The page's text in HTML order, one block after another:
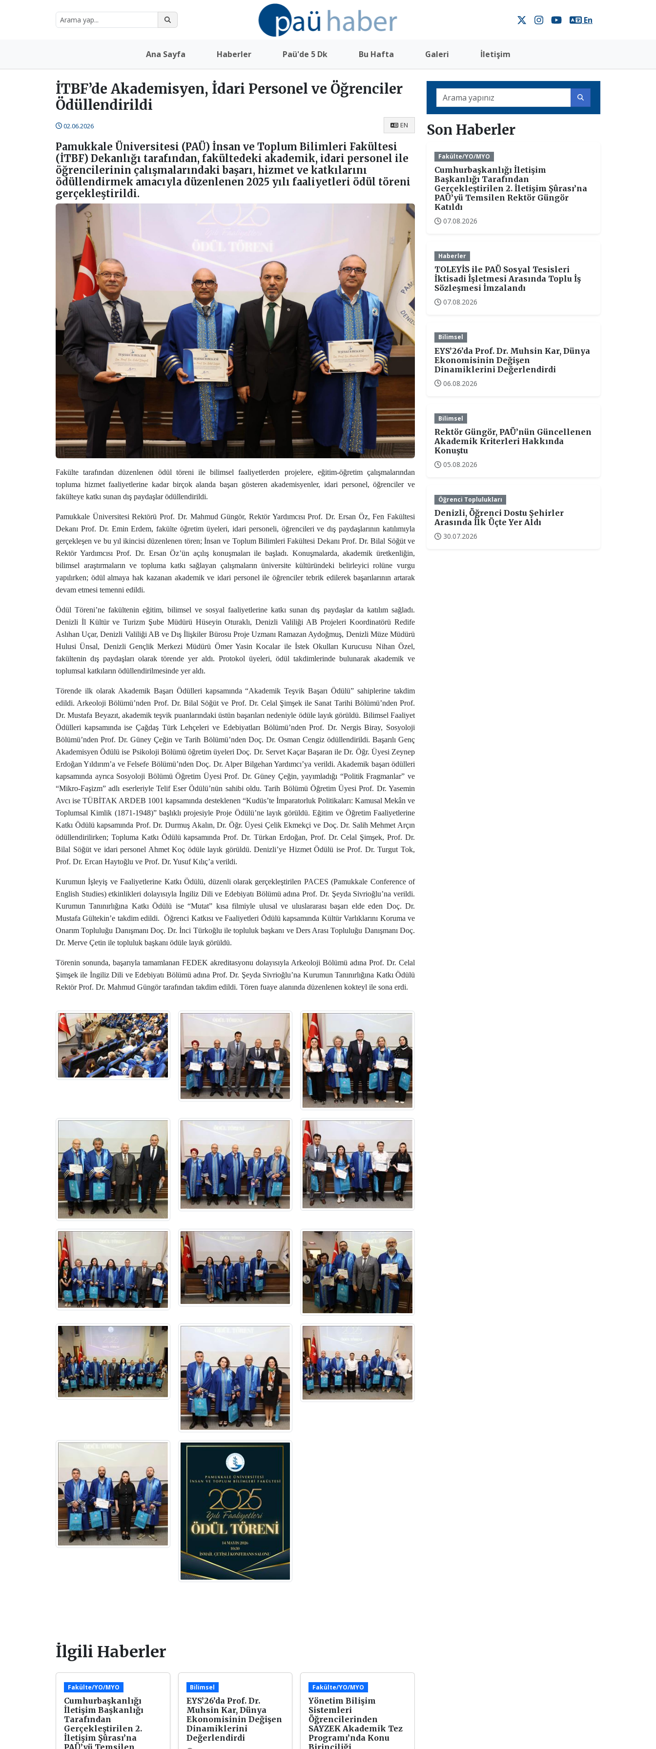
En
Ana Sayfa Haberler Paü'de 5 Dk Bu Hafta Galeri İletişim
İTBF’de Akademisyen, İdari Personel ve Öğrenciler
Ödüllendirildi
02.06.2026 EN
Pamukkale Üniversitesi (PAÜ) İnsan ve Toplum Bilimleri Fakültesi
(İTBF) Dekanlığı tarafından, fakültedeki akademik, idari personel ile
öğrencilerinin çalışmalarındaki başarı, hizmet ve katkılarını
ödüllendirmek amacıyla düzenlenen 2025 yılı faaliyetleri ödül töreni
gerçekleştirildi.
Fakülte tarafından düzenlenen ödül töreni ile bilimsel faaliyetlerden projelere, eğitim-öğretim çalışmalarından
topluma hizmet faaliyetlerine kadar birçok alanda başarı gösteren akademisyenler, idari personel, öğrenciler ve
fakülteye katkı sunan dış paydaşlar ödüllendirildi.
Pamukkale Üniversitesi Rektörü Prof. Dr. Mahmud Güngör, Rektör Yardımcısı Prof. Dr. Ersan Öz, Fen Fakültesi
Dekanı Prof. Dr. Emin Erdem, fakülte öğretim üyeleri, idari personeli, öğrencileri ve dış paydaşlarının katılımıyla
gerçekleşen ve bu yıl ikincisi düzenlenen tören; İnsan ve Toplum Bilimleri Fakültesi Dekanı Prof. Dr. Bilal Söğüt ve
Rektör Yardımcısı Prof. Dr. Ersan Öz’ün açılış konuşmaları ile başladı. Konuşmalarda, akademik üretkenliğin,
bilimsel araştırmaların ve topluma katkı sağlayan çalışmaların üniversite kültüründeki belirleyici rolüne vurgu
yapılırken; ödül almaya hak kazanan akademik ve idari personel ile öğrenciler tebrik edilerek başarılarının artarak
devam etmesi temenni edildi.
Ödül Töreni’ne fakültenin eğitim, bilimsel ve sosyal faaliyetlerine katkı sunan dış paydaşlar da katılım sağladı.
Denizli İl Kültür ve Turizm Şube Müdürü Hüseyin Oturaklı, Denizli Valiliği AB Projeleri Koordinatörü Redife
Aslıhan Uçar, Denizli Valiliği AB ve Dış İlişkiler Bürosu Proje Uzmanı Ramazan Aydoğmuş, Denizli Müze Müdürü
Hulusi Ünsal, Denizli Gençlik Merkezi Müdürü Ömer Yasin Kocalar ile İstek Okulları Kurucusu Nihan Özel,
fakültenin dış paydaşları olarak törende yer aldı. Protokol üyeleri, ödül takdimlerinde bulunarak akademik ve
toplumsal katkıların ödüllendirilmesinde yer aldı.
Törende ilk olarak Akademik Başarı Ödülleri kapsamında “Akademik Teşvik Başarı Ödülü” sahiplerine takdim
edildi. Arkeoloji Bölümü’nden Prof. Dr. Bilal Söğüt ve Prof. Dr. Celal Şimşek ile Sanat Tarihi Bölümü’nden Prof.
Dr. Mustafa Beyazıt, akademik teşvik puanlarındaki üstün başarıları nedeniyle ödüle layık görüldü. Bilimsel Faaliyet
Ödülleri kapsamında ise Çağdaş Türk Lehçeleri ve Edebiyatları Bölümü’nden Prof. Dr. Nergis Biray, Sosyoloji
Bölümü’nden Prof. Dr. Güney Çeğin ve Tarih Bölümü’nden Doç. Dr. Osman Cengiz ödüllendirildi. Başarılı Genç
Akademisyen Ödülü ise Psikoloji Bölümü öğretim üyeleri Doç. Dr. Servet Kaçar Başaran ile Dr. Öğr. Üyesi Zeynep
Erdoğan Yıldırım’a ve Felsefe Bölümü’nden Doç. Dr. Alper Bilgehan Yardımcı’ya verildi. Akademik başarı ödülleri
kapsamında ayrıca Sosyoloji Bölümü Öğretim Üyesi Prof. Dr. Güney Çeğin, yayımladığı “Politik Fragmanlar” ve
“Mikro-Faşizm” adlı eserleriyle Telif Eser Ödülü’nün sahibi oldu. Tarih Bölümü Öğretim Üyesi Prof. Dr. Yasemin
Avcı ise TÜBİTAK ARDEB 1001 kapsamında desteklenen “Kudüs’te İmparatorluk Politikaları: Kamusal Mekân ve
Toplumsal Kimlik (1871-1948)” başlıklı projesiyle Proje Ödülü’ne layık görüldü. Eğitim ve Öğretim Faaliyetlerine
Katkı Ödülü kapsamında Prof. Dr. Durmuş Akalın, Dr. Öğr. Üyesi Çelik Ekmekçi ve Doç. Dr. Salih Mehmet Arçın
ödüllendirilirken; Topluma Katkı Ödülü kapsamında Prof. Dr. Türkan Erdoğan, Prof. Dr. Celal Şimşek, Prof. Dr.
Bilal Söğüt ve idari personel Ahmet Koç ödüle layık görüldü. Denizli’ye Hizmet Ödülü ise Prof. Dr. Turgut Tok,
Prof. Dr. Ercan Haytoğlu ve Prof. Dr. Yusuf Kılıç’a verildi.
Kurumun İşleyiş ve Faaliyetlerine Katkı Ödülü, düzenli olarak gerçekleştirilen PACES (Pamukkale Conference of
English Studies) etkinlikleri dolayısıyla İngiliz Dili ve Edebiyatı Bölümü adına Prof. Dr. Şeyda Sivrioğlu’na verildi.
Kurumun Tanınırlığına Katkı Ödülü ise “Mutat” kısa filmiyle ulusal ve uluslararası başarı elde eden Doç. Dr.
Mustafa Gültekin’e takdim edildi. Öğrenci Katkısı ve Faaliyetleri Ödülü kapsamında Kültür Varlıklarını Koruma ve
Onarım Topluluğu Danışmanı Doç. Dr. İnci Türkoğlu ile topluluk başkanı ve Ders Arası Topluluğu Danışmanı Doç.
Dr. Merve Çetin ile topluluk başkanı ödüle layık görüldü.
Törenin sonunda, başarıyla tamamlanan FEDEK akreditasyonu dolayısıyla Arkeoloji Bölümü adına Prof. Dr. Celal
Şimşek ile İngiliz Dili ve Edebiyatı Bölümü adına Prof. Dr. Şeyda Sivrioğlu’na Kurumun Tanınırlığına Katkı Ödülü
Rektör Prof. Dr. Mahmud Güngör tarafından takdim edildi. Tören fuaye alanında düzenlenen kokteyl ile sona erdi.
İlgili Haberler
Fakülte/YO/MYO
Cumhurbaşkanlığı
İletişim Başkanlığı
Tarafından
Gerçekleştirilen 2.
İletişim Şûrası’na
PAÜ’yü Temsilen
Bilimsel
EYS’26’da Prof. Dr.
Muhsin Kar, Dünya
Ekonomisinin Değişen
Dinamiklerini
Değerlendirdi
Fakülte/YO/MYO
Yönetim Bilişim
Sistemleri
Öğrencilerinden
SAYZEK Akademik Tez
Programı’nda Konu
Birinciliği
Son Haberler
Fakülte/YO/MYO
Cumhurbaşkanlığı İletişim
Başkanlığı Tarafından
Gerçekleştirilen 2. İletişim Şûrası’na
PAÜ’yü Temsilen Rektör Güngör
Katıldı
07.08.2026
Haberler
TOLEYİS ile PAÜ Sosyal Tesisleri
İktisadi İşletmesi Arasında Toplu İş
Sözleşmesi İmzalandı
07.08.2026
Bilimsel
EYS’26’da Prof. Dr. Muhsin Kar, Dünya
Ekonomisinin Değişen
Dinamiklerini Değerlendirdi
06.08.2026
Bilimsel
Rektör Güngör, PAÜ’nün Güncellenen
Akademik Kriterleri Hakkında
Konuştu
05.08.2026
Öğrenci Toplulukları
Denizli, Öğrenci Dostu Şehirler
Arasında İlk Üçte Yer Aldı
30.07.2026